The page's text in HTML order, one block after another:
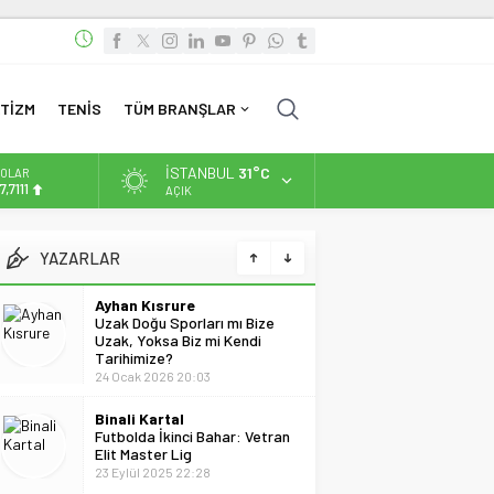
TENİS TÜM BRANŞLAR
55,1881
BİST
İSTANBUL 31°C
AÇIK
YAZARLARUzak Doğu Sporları mı Bize
Uzak, Yoksa Biz mi Kendi
Tarihimize?
24 Ocak 2026 20:03
Binali Kartal
Futbolda İkinci Bahar: Vetran
Elit Master Lig
Can Batumlu
Borç Ödendi